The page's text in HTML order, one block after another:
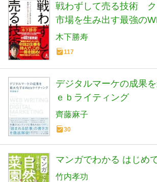
戦わずして売る技術
市場を生み出す最強の
ング術
木下勝寿
117
デジタルマーケの成果
ｅｂライティング
齊藤麻子
30
マンガでわかる はじめ
竹内孝功